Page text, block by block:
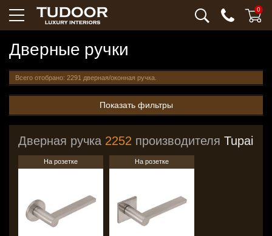
0
Дверные ручки
Всего отобрано: 2291 дверная/оконная ручка.
Показать фильтры
Дверная ручка 2252 производителя Tupai
На розетке На розетке